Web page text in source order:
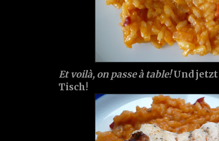
Et voilà, on passe à table!Und jetzt
Tisch!